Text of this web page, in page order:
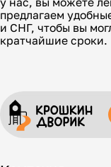
предлагаем
и СНГ, чтобы вы
кратчайшие сроки.